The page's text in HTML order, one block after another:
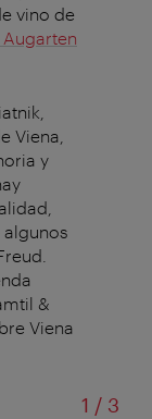
vino de
Viena,
y
&
Viena
1 /de
3